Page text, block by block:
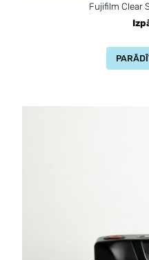
Fujifilm Clear